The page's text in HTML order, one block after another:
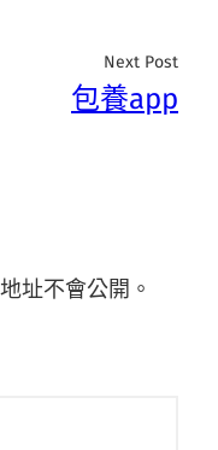
Next Post
包養app
址不會公開。